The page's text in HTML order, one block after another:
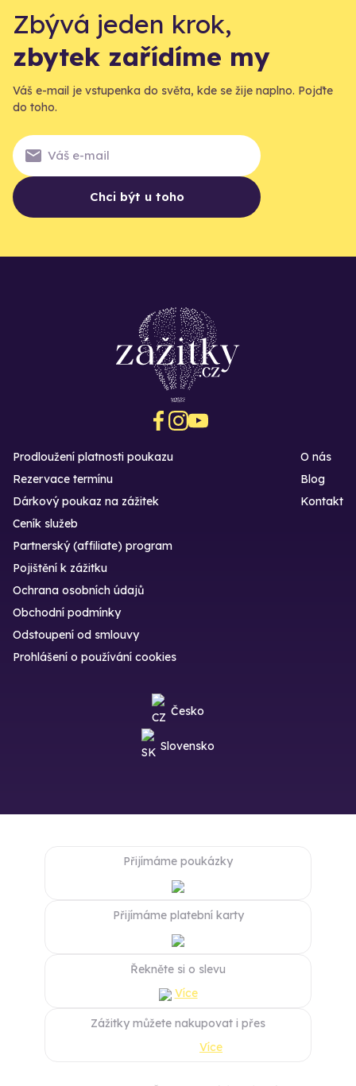
Zbývá jeden krok,
zbytek zařídíme my
Váš e-mail je vstupenka do světa, kde se žije naplno. Pojďte
do toho.
Chci být u toho
Prodloužení platnosti poukazu
Rezervace termínu
Dárkový poukaz na zážitek
O nás
Blog
Kontakt
Ceník služeb
Partnerský (affiliate) program
Pojištění k zážitku
Ochrana osobních údajů
Obchodní podmínky
Odstoupení od smlouvy
Prohlášení o používání cookies
Česko
Slovensko
Přijímáme poukázky
Přijímáme platební karty
Řekněte si o slevu
Více
Zážitky můžete nakupovat i přes
Více